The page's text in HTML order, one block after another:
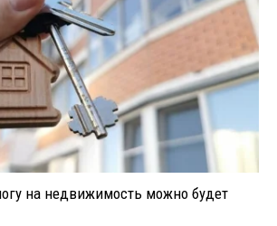
на недвижимость можно будет